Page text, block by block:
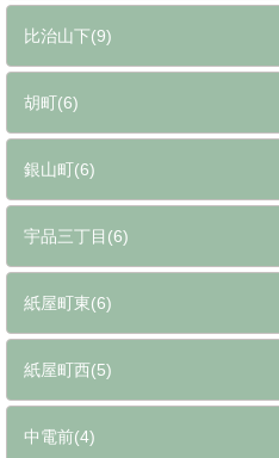
比治山下(9)
胡町(6)
銀山町(6)
宇品三丁目(6)
紙屋町東(6)
紙屋町西(5)
中電前(4)